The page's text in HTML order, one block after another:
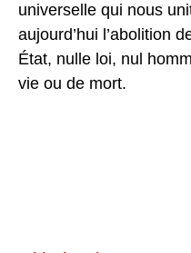
universelle qui nous
aujourd’hui l’abolition
État, nulle loi, nul
vie ou de mort.